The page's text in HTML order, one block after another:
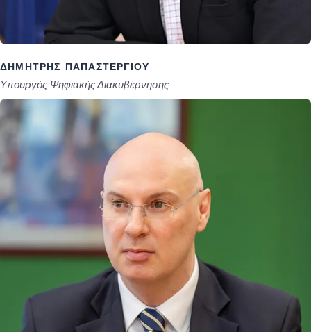
ΔΗΜΉΤΡΗΣ ΠΑΠΑΣΤΕΡΓΊΟΥ
Υπουργός Ψηφιακής Διακυβέρνησης